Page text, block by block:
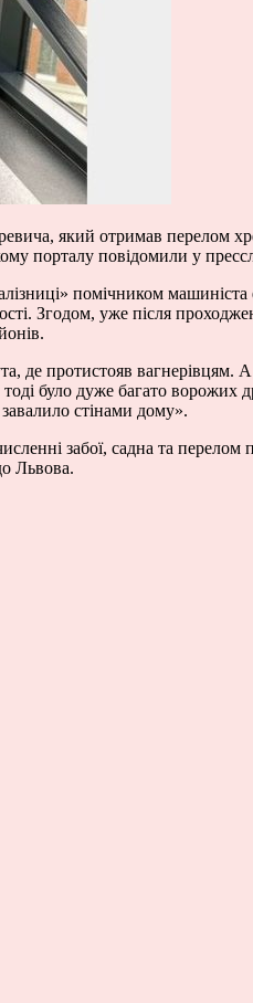
який отримав перелом
порталу повідомили у
помічником машиніста
Згодом, уже після
протистояв вагнерівцям. А
було дуже багато
стінами дому».
забої, садна та
Львова.